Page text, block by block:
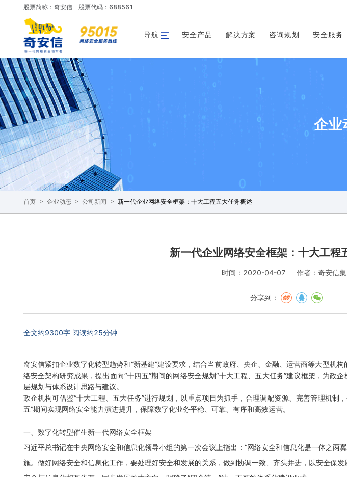
股票简称：奇安信 股票代码：688561
导航 安全产品 解决方案 咨询规划 安全服务
企业
首页 > 企业动态 > 公司新闻 > 新一代企业网络安全框架：十大工程五大任务概述
新一代企业网络安全框架：十大工程
时间：2020-04-07 作者：奇安信集
分享到：
全文约9300字 阅读约25分钟
奇安信紧扣企业数字化转型趋势和“新基建”建设要求，结合当前政府、央企、金融、运营商等大型机
络安全架构研究成果，提出面向“十四五”期间的网络安全规划“十大工程、五大任务”建议框架，为政
层规划与体系设计思路与建议。
政企机构可借鉴“十大工程、五大任务”进行规划，以重点项目为抓手，合理调配资源、完善管理机制
五”期间实现网络安全能力演进提升，保障数字化业务平稳、可靠、有序和高效运营。
一、数字化转型催生新一代网络安全框架
习近平总书记在中央网络安全和信息化领导小组的第一次会议上指出：“网络安全和信息化是一体之两
施。做好网络安全和信息化工作，要处理好安全和发展的关系，做到协调一致、齐头并进，以安全保